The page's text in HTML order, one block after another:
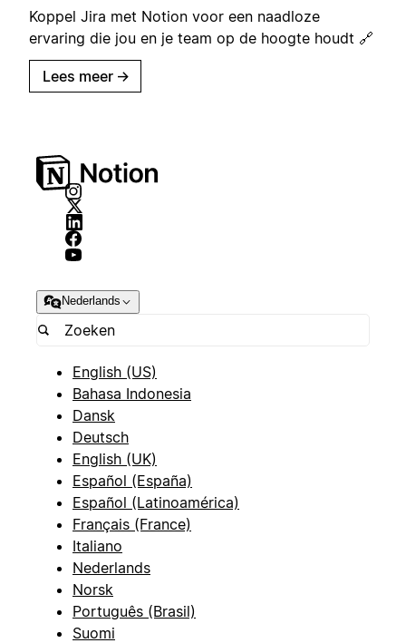
Koppel Jira met Notion voor een naadloze
ervaring die jou en je team op de hoogte houdt 🔗
Lees meer →
Nederlands
English (US)
Bahasa Indonesia
Dansk
Deutsch
English (UK)
Español (España)
Español (Latinoamérica)
Français (France)
Italiano
Nederlands
Norsk
Português (Brasil)
Suomi